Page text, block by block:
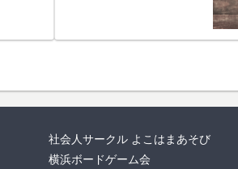
社会人サークル よこはまあそび
横浜ボードゲーム会